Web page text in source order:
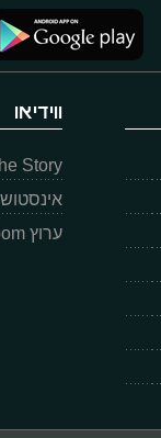
ווידיאו
Story
אינסטוש
ערוץ Zoom